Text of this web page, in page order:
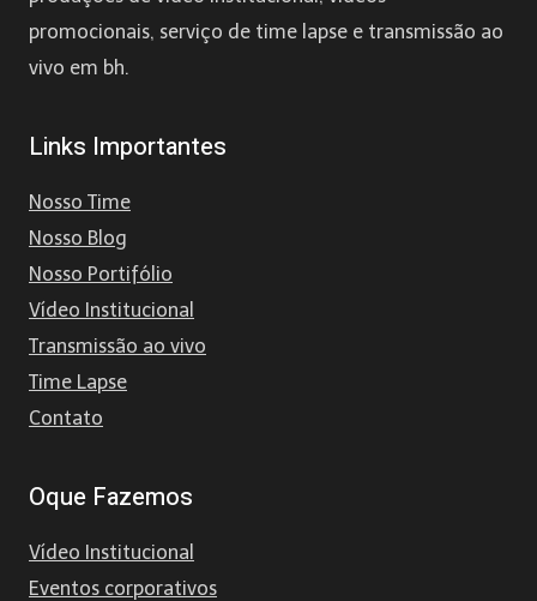
promocionais, serviço de time lapse e transmissão ao
vivo em bh.
Links Importantes
Nosso Time
Nosso Blog
Nosso Portifólio
Vídeo Institucional
Transmissão ao vivo
Time Lapse
Contato
Oque Fazemos
Vídeo Institucional
Eventos corporativos